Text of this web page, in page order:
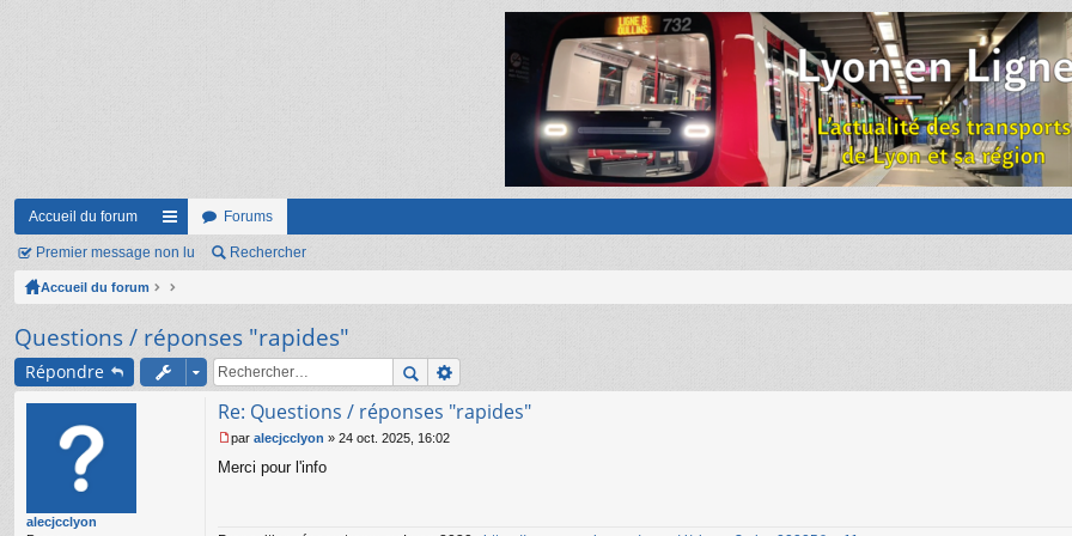
Accueil du forum
ac
co
ci
s
Forums
Premier message non lu Rechercher
Accueil du forum
Questions / réponses "rapides"
Répondre
alecjcclyon
Re: Questions / réponses "rapides"
e
par alecjcclyon » 24 oct. 2025, 16:02
Merci pour l'info